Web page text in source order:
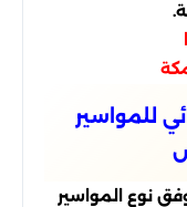
للمواسير
نوع المواسير